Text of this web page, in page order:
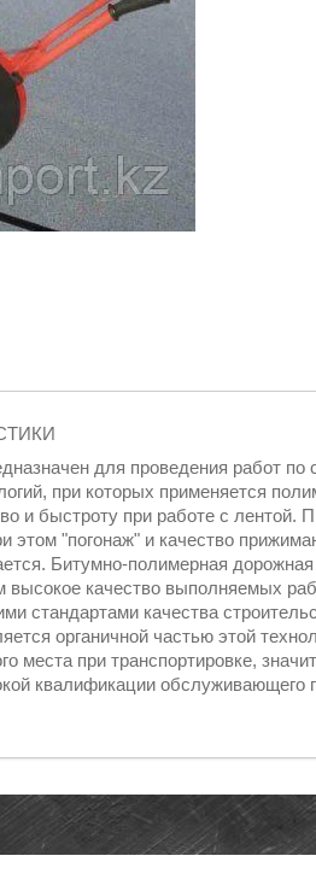
для проведения работ по
при которых применяется
и быстроту при работе с лентой.
этом "погонаж" и качество
Битумно-полимерная
качество выполняемых
стандартами качества
органичной частью этой
места при транспортировке,
квалификации обслуживающего